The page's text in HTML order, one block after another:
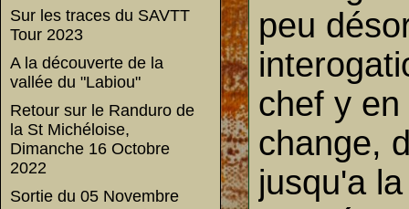
Sur les traces du SAVTT
Tour 2023
A la découverte de la
vallée du "Labiou"
Retour sur le Randuro de
la St Michéloise,
Dimanche 16 Octobre
2022
Sortie du 05 Novembre
peu
chef y
change,
jusqu'a